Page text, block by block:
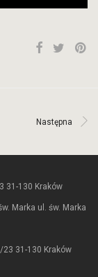
Następna
31-130 Kraków
Marka ul. św. Marka
23 31-130 Kraków